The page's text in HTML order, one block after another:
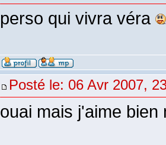
perso qui vivra véra
Posté le: 06 Avr 2007,
ouai mais j'aime